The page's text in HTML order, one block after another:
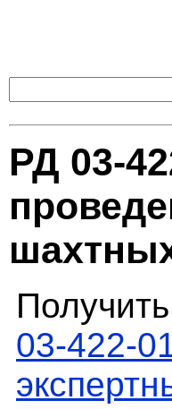
РД 03-
03-422-